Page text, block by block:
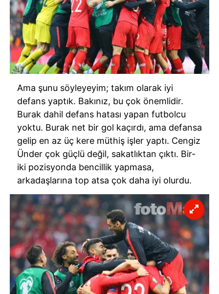
Ama şunu söyleyeyim; takım olarak iyi
defans yaptık. Bakınız, bu çok önemlidir.
Burak dahil defans hatası yapan futbolcu
yoktu. Burak net bir gol kaçırdı, ama defansa
gelip en az üç kere müthiş işler yaptı. Cengiz
Ünder çok güçlü değil, sakatlıktan çıktı. Bir-
iki pozisyonda bencillik yapmasa,
arkadaşlarına top atsa çok daha iyi olurdu.